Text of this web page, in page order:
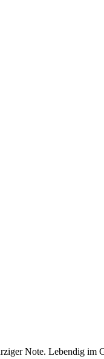
Note. Lebendig im